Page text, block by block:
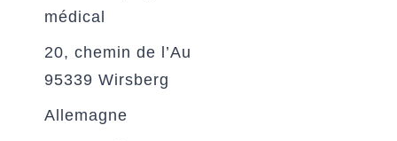
médical
20, chemin de l’Au
95339 Wirsberg
Allemagne